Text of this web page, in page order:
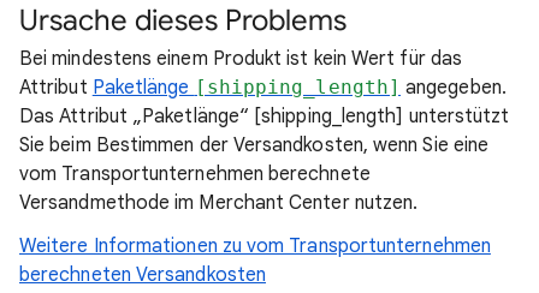
Ursache dieses Problems
Bei mindestens einem Produkt ist kein Wert für das
Attribut Paketlänge [shipping_length] angegeben.
Das Attribut „Paketlänge“ [shipping_length] unterstützt
Sie beim Bestimmen der Versandkosten, wenn Sie eine
vom Transportunternehmen berechnete
Versandmethode im Merchant Center nutzen.
Weitere Informationen zu vom Transportunternehmen
berechneten Versandkosten